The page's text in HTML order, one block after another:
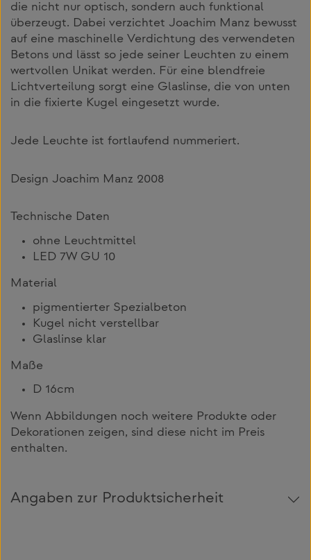
die nicht nur optisch, sondern auch funktional
überzeugt. Dabei verzichtet Joachim Manz bewusst
auf eine maschinelle Verdichtung des verwendeten
Betons und lässt so jede seiner Leuchten zu einem
wertvollen Unikat werden. Für eine blendfreie
Lichtverteilung sorgt eine Glaslinse, die von unten
in die fixierte Kugel eingesetzt wurde.
Jede Leuchte ist fortlaufend nummeriert.
Design Joachim Manz 2008
Technische Daten
ohne Leuchtmittel
LED 7W GU 10
Material
pigmentierter Spezialbeton
Kugel nicht verstellbar
Glaslinse klar
Maße
D 16cm
Wenn Abbildungen noch weitere Produkte oder
Dekorationen zeigen, sind diese nicht im Preis
enthalten.
Angaben zur Produktsicherheit